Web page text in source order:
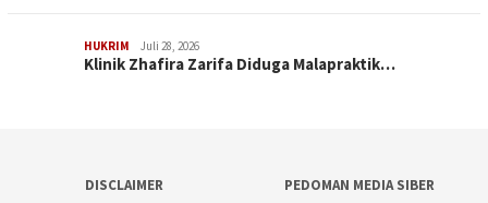
HUKRIM Juli 28, 2026
Klinik Zhafira Zarifa Diduga Malapraktik…
DISCLAIMER PEDOMAN MEDIA SIBER